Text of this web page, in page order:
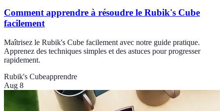
Comment apprendre à résoudre le Rubik's Cube
facilement
Maîtrisez le Rubik's Cube facilement avec notre guide pratique.
Apprenez des techniques simples et des astuces pour progresser
rapidement.
Rubik's Cubeapprendre
Aug 8